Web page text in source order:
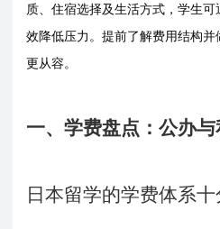
质、住宿选择及生活方式，学生
效降低压力。提前了解费用结构
更从容。
一、学费盘点：公办
日本留学的学费体系